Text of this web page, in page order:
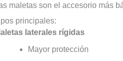
maletas son el accesorio más
principales:
laterales rígidas
Mayor protección